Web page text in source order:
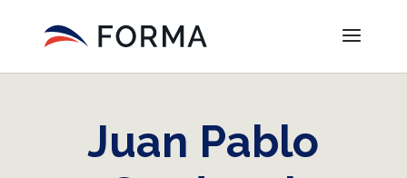
Juan Pablo